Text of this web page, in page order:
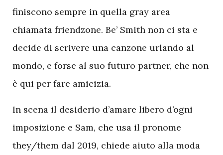
finiscono sempre in quella gray area
chiamata friendzone. Be’ Smith non ci sta e
decide di scrivere una canzone urlando al
mondo, e forse al suo futuro partner, che non
è qui per fare amicizia.
In scena il desiderio d’amare libero d’ogni
imposizione e Sam, che usa il pronome
they/them dal 2019, chiede aiuto alla moda